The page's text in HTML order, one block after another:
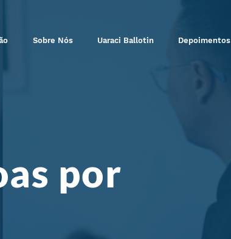
Sobre Nós Uaraci Ballotin Depoimentos
por